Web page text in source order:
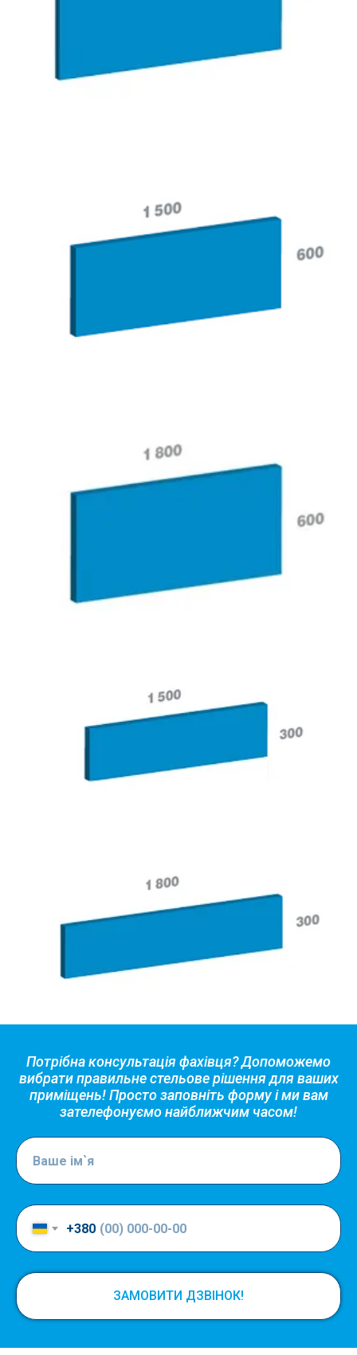
Потрібна консультація фахівця? Допоможемо
вибрати правильне стельове рішення для ваших
приміщень! Просто заповніть форму і ми вам
зателефонуємо найближчим часом!
+380
ЗАМОВИТИ ДЗВІНОК!